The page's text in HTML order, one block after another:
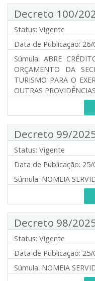
Decreto 100/
Status: Vigente
Data de Publicação: 26/
Súmula: ABRE
ORÇAMENTO DA
TURISMO PARA O
OUTRAS
Decreto 99/
Status: Vigente
Data de Publicação: 25/
Súmula: NOMEIA
Decreto 98/
Status: Vigente
Data de Publicação: 25/
Súmula: NOMEIA